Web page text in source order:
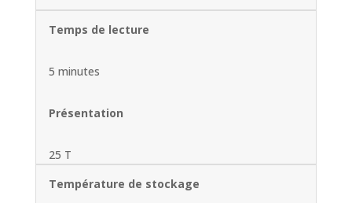
Temps de lecture
5 minutes
Présentation
25 T
Température de stockage